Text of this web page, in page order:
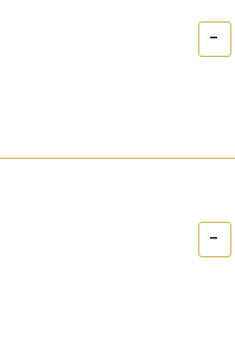
-
-